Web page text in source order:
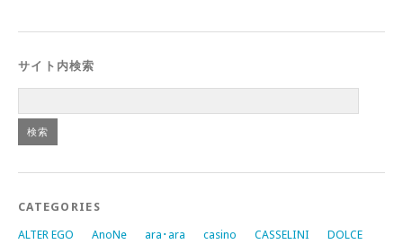
サイト内検索
CATEGORIES
ALTER EGO AnoNe ara･ara casino CASSELINI
DOLCE